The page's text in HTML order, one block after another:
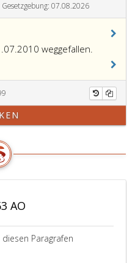
07.08.2026
weggefallen.
AO
Paragrafen